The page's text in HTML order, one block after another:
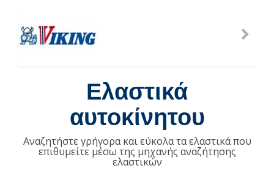
Ελαστικά
αυτοκίνητου
Αναζητήστε γρήγορα και εύκολα τα ελαστικά που
επιθυμείτε μέσω της μηχανής αναζήτησης
ελαστικών